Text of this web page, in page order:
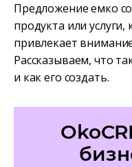
Предложение емко
продукта или
привлекает
Рассказываем, что
и как его создать.